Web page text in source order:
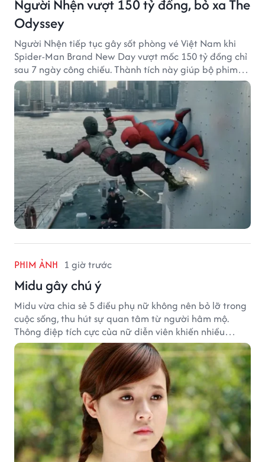
Người Nhện vượt 150 tỷ đồng, bỏ xa The
Odyssey
Người Nhện tiếp tục gây sốt phòng vé Việt Nam khi
Spider-Man Brand New Day vượt mốc 150 tỷ đồng chỉ
sau 7 ngày công chiếu. Thành tích này giúp bộ phim
của Tom Holland tạo khoảng cách đáng kể với The
Odyssey trên đường đua doanh thu.
PHIM ẢNH 1 giờ trước
Midu gây chú ý
Midu vừa chia sẻ 5 điều phụ nữ không nên bỏ lỡ trong
cuộc sống, thu hút sự quan tâm từ người hâm mộ.
Thông điệp tích cực của nữ diễn viên khiến nhiều
người đồng cảm khi nhìn lại hành trình sự nghiệp và
hạnh phúc hiện tại của cô.